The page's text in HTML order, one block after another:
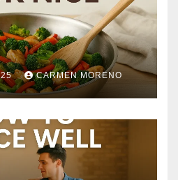
CARMEN MORENO